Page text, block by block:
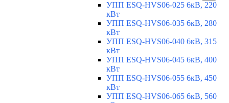
УПП ESQ-HVS06-025 6кВ, 220
кВт
УПП ESQ-HVS06-035 6кВ, 280
кВт
УПП ESQ-HVS06-040 6кВ, 315
кВт
УПП ESQ-HVS06-045 6кВ, 400
кВт
УПП ESQ-HVS06-055 6кВ, 450
кВт
УПП ESQ-HVS06-065 6кВ, 560